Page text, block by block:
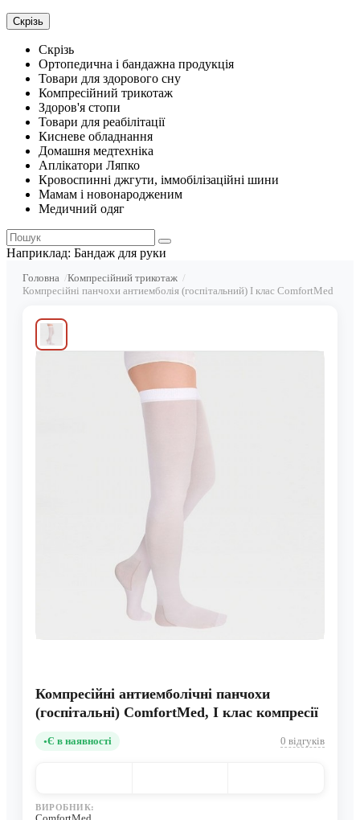
Скрізь
Скрізь
Ортопедична і бандажна продукція
Товари для здорового сну
Компресійний трикотаж
Здоров'я стопи
Товари для реабілітації
Кисневе обладнання
Домашня медтехніка
Аплікатори Ляпко
Кровоспинні джгути, іммобілізаційні шини
Мамам і новонародженим
Медичний одяг
Наприклад: Бандаж для руки
Головна
Компресійний трикотаж
Компресійні панчохи антиемболія (госпітальний) І клас ComfortMed
Компресійні антиемболічні панчохи
(госпітальні) ComfortMed, I клас компресії
Є в наявності 0 відгуків
ВИРОБНИК: